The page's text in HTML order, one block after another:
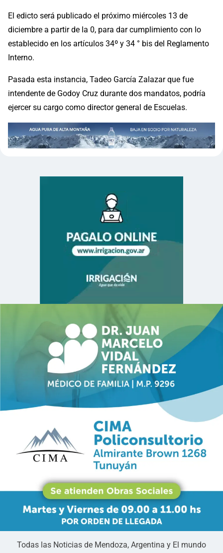
El edicto será publicado el próximo miércoles 13 de
diciembre a partir de la 0, para dar cumplimiento con lo
establecido en los artículos 34º y 34 ° bis del Reglamento
Interno.
Pasada esta instancia, Tadeo García Zalazar que fue
intendente de Godoy Cruz durante dos mandatos, podría
ejercer su cargo como director general de Escuelas.
Todas las Noticias de Mendoza, Argentina y El mundo